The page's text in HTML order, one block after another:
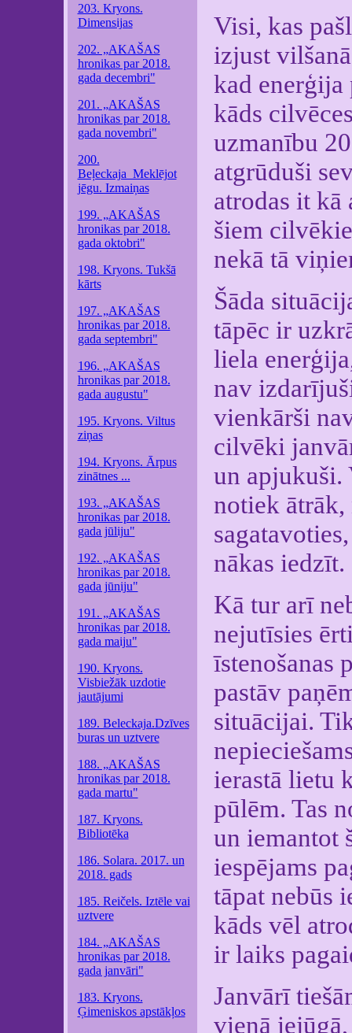
203. Kryons.
Dimensijas
202. „AKAŠAS
hronikas par 2018.
gada decembri"
201. „AKAŠAS
hronikas par 2018.
gada novembri"
200.
Beļeckaja_Meklējot
jēgu. Izmaiņas
199. „AKAŠAS
hronikas par 2018.
gada oktobri"
198. Kryons. Tukšā
kārts
197. „AKAŠAS
hronikas par 2018.
gada septembri"
196. „AKAŠAS
hronikas par 2018.
gada augustu"
195. Kryons. Viltus
ziņas
194. Kryons. Ārpus
zinātnes ...
193. „AKAŠAS
hronikas par 2018.
gada jūliju"
192. „AKAŠAS
hronikas par 2018.
gada jūniju"
191. „AKAŠAS
hronikas par 2018.
gada maiju"
190. Kryons.
Visbiežāk uzdotie
jautājumi
189. Beleckaja.Dzīves
buras un uztvere
188. „AKAŠAS
hronikas par 2018.
gada martu"
187. Kryons.
Bibliotēka
186. Solara. 2017. un
2018. gads
185. Reičels. Iztēle vai
uztvere
184. „AKAŠAS
hronikas par 2018.
gada janvāri"
183. Kryons.
Ģimeniskos apstākļos
Visi, kas
izjust
kad enerģija
kāds
uzmanību
atgrūduši
atrodas it kā
šiem
nekā tā
Šāda
tāpēc ir
liela
nav
vienkārši
cilvēki
un apjukuši.
notiek ātrāk,
nākas iedzīt.
Kā tur arī
nejutīsies
īstenošanas
pastāv
situācijai.
ierastā lietu
pūlēm. Tas
un iemantot
iespējams
tāpat nebūs
kāds vēl
ir laiks
Janvārī
vienā